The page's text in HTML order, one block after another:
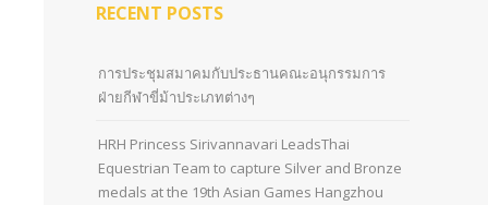
RECENT POSTS
การประชุมสมาคมกับประธานคณะอนุกรรมการ
ฝ่ายกีฬาขี่ม้าประเภทต่างๆ
HRH Princess Sirivannavari LeadsThai
Equestrian Team to capture Silver and Bronze
medals at the 19th Asian Games Hangzhou